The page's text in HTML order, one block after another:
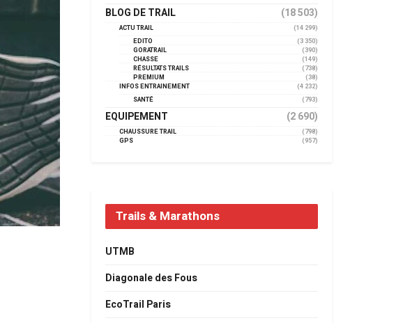
BLOG DE TRAIL (18 503)
ACTU TRAIL
(14 299)
EDITO
(3 350)
GORATRAIL
(390)
CHASSE
(149)
RÉSULTATS TRAILS
(738)
PREMIUM
(38)
INFOS ENTRAINEMENT
(4 232)
SANTÉ
(793)
EQUIPEMENT (2 690)
CHAUSSURE TRAIL
(798)
GPS
(957)
Trails & Marathons
UTMB
Diagonale des Fous
EcoTrail Paris